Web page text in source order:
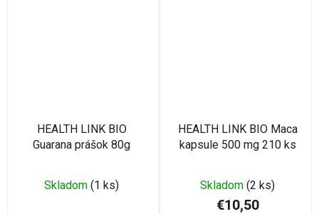
HEALTH LINK BIO
Guarana prášok 80g
Skladom (1 ks)
HEALTH LINK BIO Maca
kapsule 500 mg 210 ks
Skladom (2 ks)
€10,50